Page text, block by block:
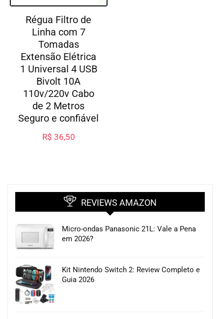
Régua Filtro de
Linha com 7
Tomadas
Extensão Elétrica
1 Universal 4 USB
Bivolt 10A
110v/220v Cabo
de 2 Metros
Seguro e confiável
R$ 36,50
REVIEWS AMAZON
Micro-ondas Panasonic 21L: Vale a Pena
em 2026?
Kit Nintendo Switch 2: Review Completo e
Guia 2026